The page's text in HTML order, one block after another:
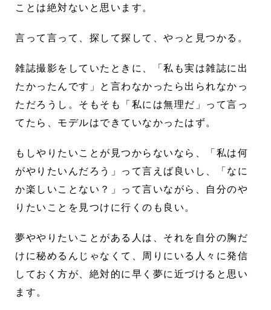
ことは絶対ないと思います。
言って言って、探して探して、やっと見つかる。
雑誌撮影をしていたときに、「私も実は雑誌に出
たかったんです」と言わなかったら出られなかっ
ただろうし。そもそも「私には無理だ」って言っ
てたら、モデルはできていなかったはず。
もしやりたいことが見つからないなら、「私は何
がやりたいんだろう」って言えば良いし、「なに
か楽しいことない？」って言いながら、自分のや
りたいことを見つけに行くのも良い。
夢ややりたいことがある人は、それを自分の胸だ
けに秘めるんじゃなくて、周りにいる人々に発信
しておく方が、絶対的に早く夢に近づけると思い
ます。